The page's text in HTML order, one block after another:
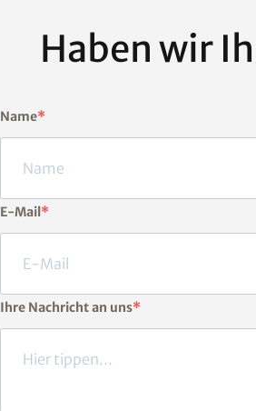
Haben wir
Name
E-Mail
Ihre Nachricht an uns